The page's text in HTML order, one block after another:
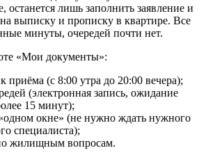
останется лишь заполнить заявление и
выписку и прописку в квартире. Все
минуты, очередей почти нет.
«Мои документы»:
приёма (с 8:00 утра до 20:00 вечера);
(электронная запись, ожидание
15 минут);
окне» (не нужно ждать нужного
специалиста);
жилищным вопросам.